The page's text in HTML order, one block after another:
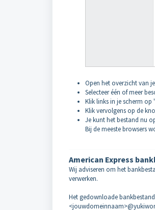
Open het overzicht van
Selecteer één of meer
Klik links in je scherm op
Klik vervolgens op de
Je kunt het bestand nu
Bij de meeste browsers
American Express
Wij adviseren om het
verwerken.
Het gedownloade